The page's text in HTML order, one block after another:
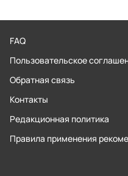
FAQ
Пользовательское
Обратная связь
Контакты
Редакционная политика
Правила применения